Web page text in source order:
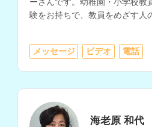
験をお持ちで、教員をめざす人
係、仕事と家庭の両立などの
メッセージ ビデオ 電話
海老原 和代